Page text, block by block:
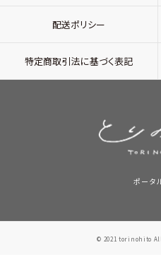
配送ポリシー
特定商取引法に基づく表記
ポータ
© 2021 torinohito